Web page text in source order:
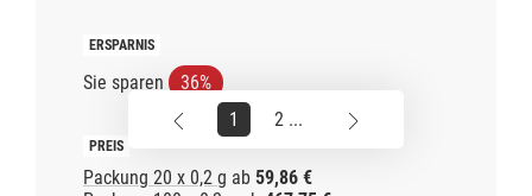
Sie sparen 36%
Packung 20 x 0,2 g ab 59,86 €
1 2 ...